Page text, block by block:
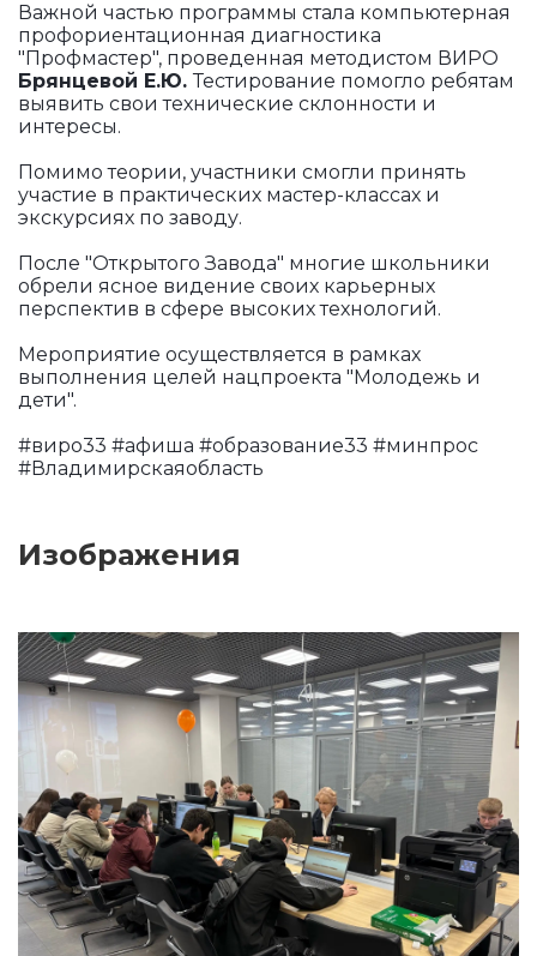
Важной частью программы стала компьютерная
профориентационная диагностика
"Профмастер", проведенная методистом ВИРО
Брянцевой Е.Ю.Тестирование помогло ребятам
выявить свои технические склонности и
интересы.
Помимо теории, участники смогли принять
участие в практических мастер-классах и
экскурсиях по заводу.
После "Открытого Завода" многие школьники
обрели ясное видение своих карьерных
перспектив в сфере высоких технологий.
Мероприятие осуществляется в рамках
выполнения целей нацпроекта "Молодежь и
дети".
#виро33 #афиша #образование33 #минпрос
#Владимирскаяобласть
Изображения